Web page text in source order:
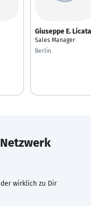
Giuseppe E. Licata
Sales Manager
Berlin
wirklich zu Dir